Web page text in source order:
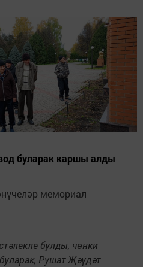
буларак каршы алды
мемориал
булды, чөнки
Рушат Җәүдәт